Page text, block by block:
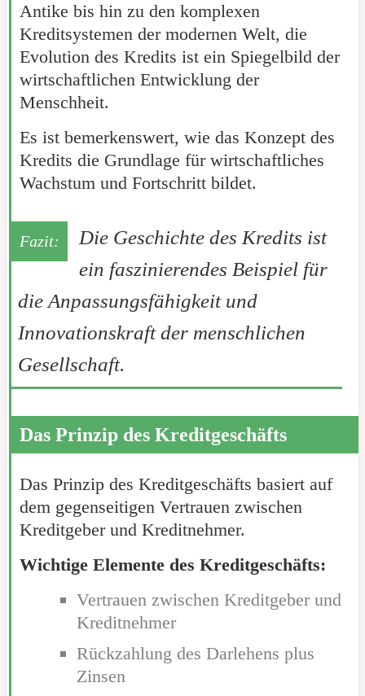
Antike bis hin zu den komplexen
Kreditsystemen der modernen Welt, die
Evolution des Kredits ist ein Spiegelbild der
wirtschaftlichen Entwicklung der
Menschheit.
Es ist bemerkenswert, wie das Konzept des
Kredits die Grundlage für wirtschaftliches
Wachstum und Fortschritt bildet.
Die Geschichte des Kredits ist
ein faszinierendes Beispiel für
die Anpassungsfähigkeit und
Innovationskraft der menschlichen
Gesellschaft.
Das Prinzip des Kreditgeschäfts
Das Prinzip des Kreditgeschäfts basiert auf
dem gegenseitigen Vertrauen zwischen
Kreditgeber und Kreditnehmer.
Wichtige Elemente des Kreditgeschäfts:
Vertrauen zwischen Kreditgeber und
Kreditnehmer
Rückzahlung des Darlehens plus
Zinsen